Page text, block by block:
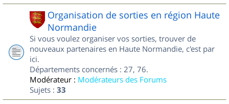
Organisation de sorties en région Haute
Normandie
Si vous voulez organiser vos sorties, trouver de
nouveaux partenaires en Haute Normandie, c'est par
ici.
Départements concernés : 27, 76.
Modérateur : Modérateurs des Forums
Sujets : 33